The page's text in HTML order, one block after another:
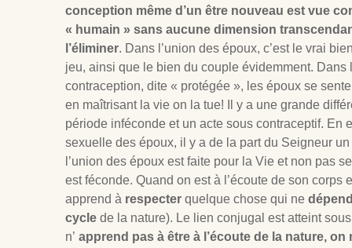
conception même d’un être nouveau est vue
« humain » sans aucune dimension
l’éliminer. Dans l’union des époux, c’est le vrai
jeu, ainsi que le bien du couple évidemment. Dans
contraception, dite « protégée », les époux se
en maîtrisant la vie on la tue! Il y a une grande
période inféconde et un acte sous contraceptif. En
sexuelle des époux, il y a de la part du Seigneur
l’union des époux est faite pour la Vie et non pas
est féconde. Quand on est à l’écoute de son corps
apprend à respecter quelque chose qui ne
cycle de la nature). Le lien conjugal est atteint
n’ apprend pas à être à l’écoute de la nature, on